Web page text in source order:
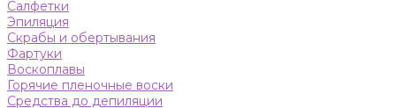
Салфетки
Эпиляция
Скрабы и обертывания
Фартуки
Воскоплавы
Горячие пленочные воски
Средства до депиляции